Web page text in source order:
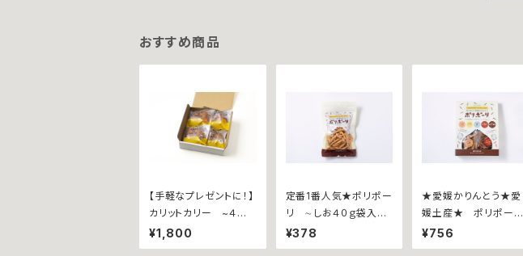
おすすめ商品
【手軽なプレゼントに！】
カリットカリー ~４個
詰合せ~ 【ウインナーｘ
１個、瀬戸内レモン香る
¥1,800
定番1番人気★ポリポー
リ ∼しお４０ｇ袋入∼
¥378
★愛媛かりんとう★愛
媛土産★ ポリポーリ
~バラエティパック８５ｇ
~
¥756